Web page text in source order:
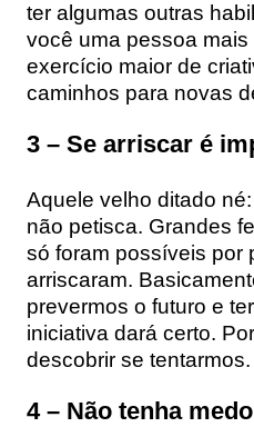
ter algumas outras
você uma pessoa
exercício maior de
caminhos para novas
3 – Se arriscar é
Aquele velho ditado
não petisca. Grandes
só foram possíveis por
arriscaram.
prevermos o futuro e
iniciativa dará certo.
descobrir se tentarmos.
4 – Não tenha